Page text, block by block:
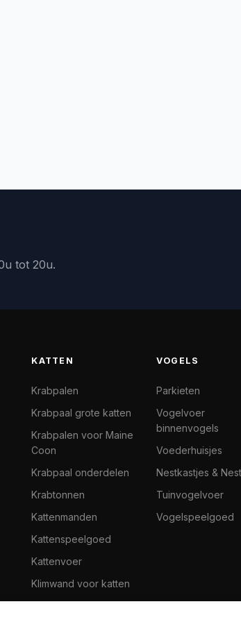
tot 20u.
KATTEN
Krabpalen
Krabpaal grote katten
Krabpalen voor Maine
Coon
Krabpaal onderdelen
Krabtonnen
Kattenmanden
Kattenspeelgoed
Kattenvoer
Klimwand voor katten
VOGELS
Parkieten
Vogelvoer
binnenvogels
Voederhuisjes
Nestkastjes &
Tuinvogelvoer
Vogelspeelgoed